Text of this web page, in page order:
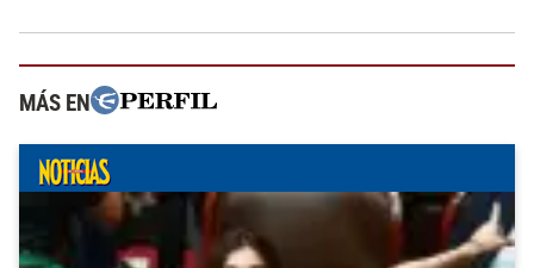
MÁS EN